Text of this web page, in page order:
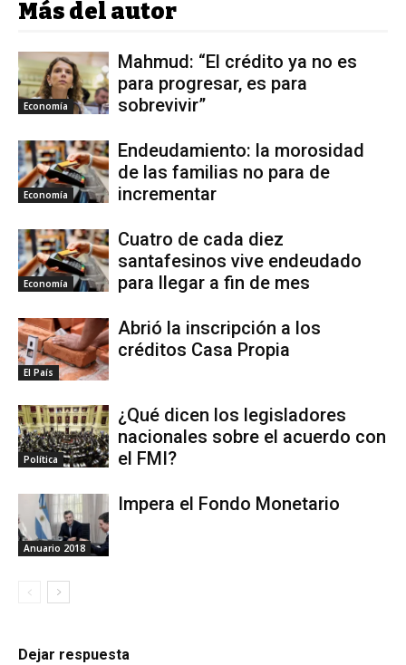
Más del autor
Economía
Mahmud: “El crédito ya no es
para progresar, es para
sobrevivir”
Economía
Endeudamiento: la morosidad
de las familias no para de
incrementar
Economía
Cuatro de cada diez
santafesinos vive endeudado
para llegar a fin de mes
El País
Abrió la inscripción a los
créditos Casa Propia
Política
¿Qué dicen los legisladores
nacionales sobre el acuerdo con
el FMI?
Anuario 2018
Impera el Fondo Monetario
Dejar respuesta